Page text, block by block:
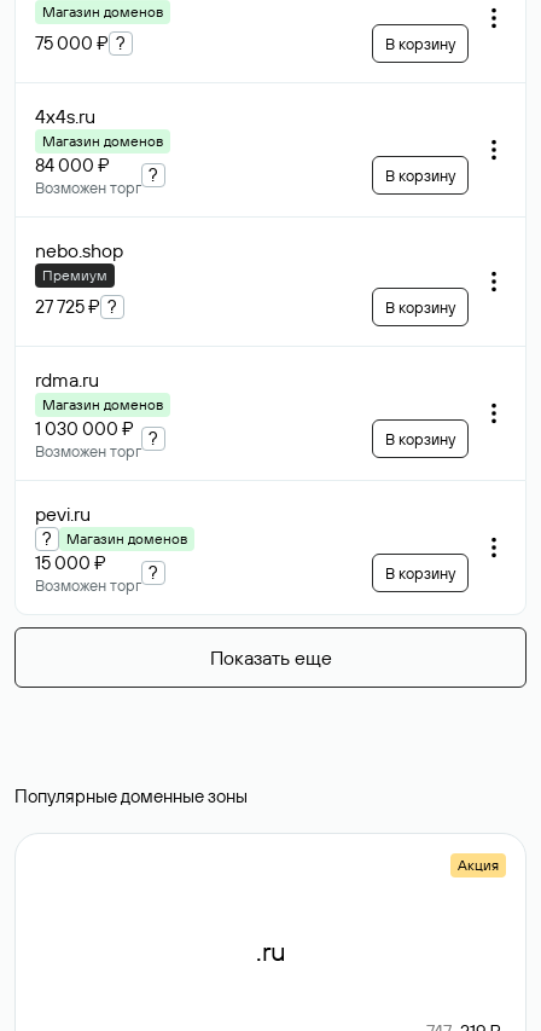
Магазин доменов
75 000 ₽ ? В корзину
4x4s.ru
Магазин доменов
84 000 ₽
Возможен торг
? В корзину
nebo.shop
Премиум
27 725 ₽ ? В корзину
rdma.ru
Магазин доменов
1 030 000 ₽
Возможен торг
? В корзину
pevi.ru
? Магазин доменов
15 000 ₽
Возможен торг
? В корзину
Показать еще
Популярные доменные зоны
Акция
.ru